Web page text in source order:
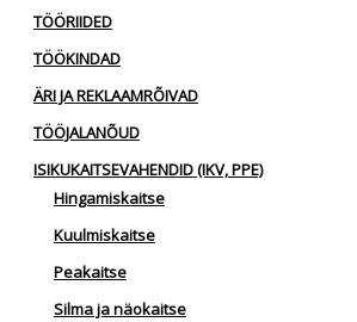
TÖÖRIIDED
TÖÖKINDAD
ÄRI JA REKLAAMRÕIVAD
TÖÖJALANÕUD
ISIKUKAITSEVAHENDID (IKV, PPE)
Hingamiskaitse
Kuulmiskaitse
Peakaitse
Silma ja näokaitse